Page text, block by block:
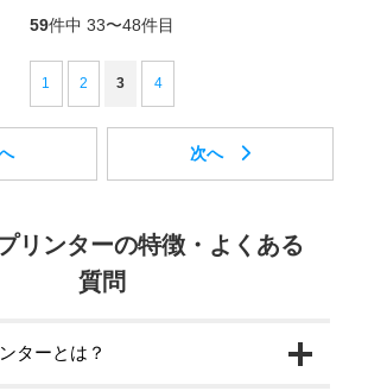
59件中 33〜48件目
1 2 3 4
リンターの特徴・よくある
質問
ターとは？